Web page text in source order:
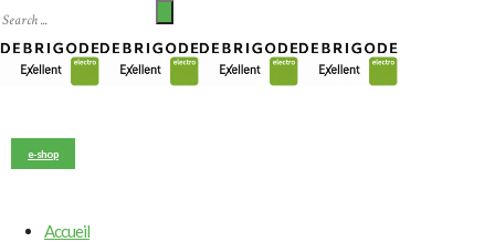
e-shop
Accueil